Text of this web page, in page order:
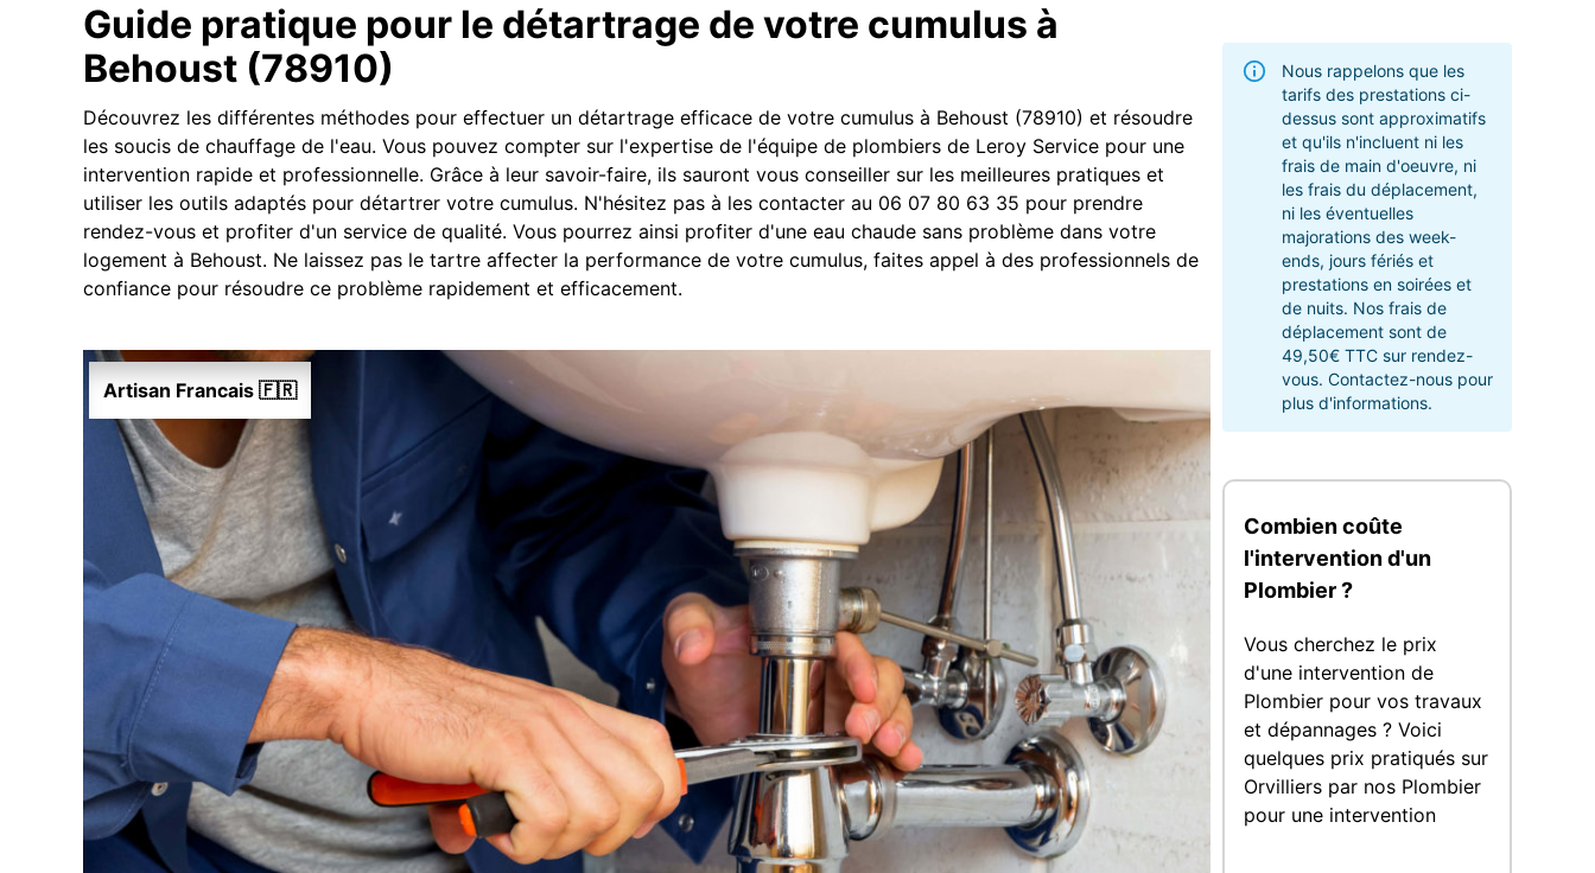
Guide pratique pour le détartrage de votre cumulus à
Behoust (78910)
Découvrez les différentes méthodes pour effectuer un détartrage efficace de votre cumulus à Behoust (78910) et résoudre
les soucis de chauffage de l'eau. Vous pouvez compter sur l'expertise de l'équipe de plombiers de Leroy Service pour une
intervention rapide et professionnelle. Grâce à leur savoir-faire, ils sauront vous conseiller sur les meilleures pratiques et
utiliser les outils adaptés pour détartrer votre cumulus. N'hésitez pas à les contacter au 06 07 80 63 35 pour prendre
rendez-vous et profiter d'un service de qualité. Vous pourrez ainsi profiter d'une eau chaude sans problème dans votre
logement à Behoust. Ne laissez pas le tartre affecter la performance de votre cumulus, faites appel à des professionnels de
confiance pour résoudre ce problème rapidement et efficacement.
Artisan Francais 🇫🇷
Nous rappelons que les
tarifs des prestations ci-
dessus sont approximatifs
et qu'ils n'incluent ni les
frais de main d'oeuvre, ni
les frais du déplacement,
ni les éventuelles
majorations des week-
ends, jours fériés et
prestations en soirées et
de nuits. Nos frais de
déplacement sont de
49,50€ TTC sur rendez-
vous. Contactez-nous pour
plus d'informations.
Combien coûte
l'intervention d'un
Plombier ?
Vous cherchez le prix
d'une intervention de
Plombier pour vos travaux
et dépannages ? Voici
quelques prix pratiqués sur
Orvilliers par nos Plombier
pour une intervention